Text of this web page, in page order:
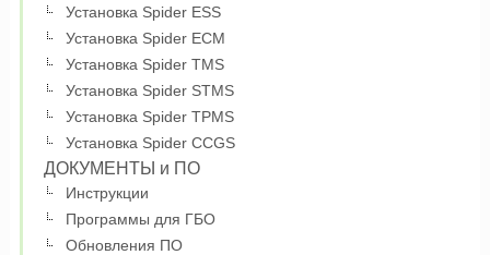
Установка Spider ESS
Установка Spider ECM
Установка Spider TMS
Установка Spider STMS
Установка Spider TPMS
Установка Spider CCGS
ДОКУМЕНТЫ и ПО
Инструкции
Программы для ГБО
Обновления ПО